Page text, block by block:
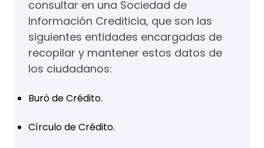
consultar en una Sociedad de
Información Crediticia, que son las
siguientes entidades encargadas de
recopilar y mantener estos datos de
los ciudadanos:
Buró de Crédito.
Círculo de Crédito.